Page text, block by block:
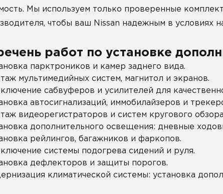
Мы используем только проверенные
чтобы ваш Nissan надежным в условиях
работ по установке
парктроников и камер заднего вида.
мультимедийных систем, магнитол и экранов.
сабвуферов и усилителей для
автосигнализаций, иммобилайзеров и
видеорегистраторов и систем кругового
дополнительного освещения: дневные
рейлингов, багажников и фаркопов.
системы подогрева сидений и руля.
дефлекторов и защиты порогов.
климатической системы: установка